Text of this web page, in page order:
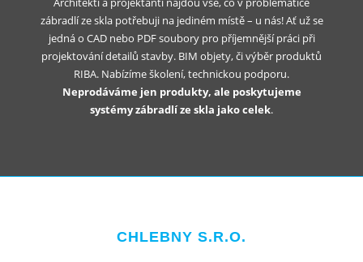
zábradlí ze skla potřebuji na jediném místě – u nás! Ať už se
jedná o CAD nebo PDF soubory pro příjemnější práci při
projektování detailů stavby. BIM objety, či výběr produktů
RIBA. Nabízíme školení, technickou podporu.
Neprodáváme jen produkty, ale poskytujeme
systémy zábradlí ze skla jako celek.
CHLEBNY S.R.O.